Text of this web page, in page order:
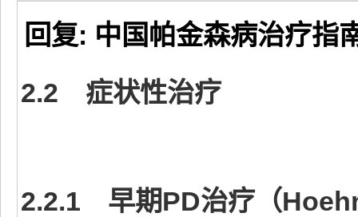
回复: 中国帕金森病治疗指
2.2 症状性治疗
2.2.1 早期PD治疗（